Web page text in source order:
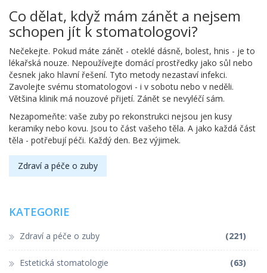
Co dělat, když mám zánět a nejsem
schopen jít k stomatologovi?
Nečekejte. Pokud máte zánět - oteklé dásně, bolest, hnis - je to
lékařská nouze. Nepoužívejte domácí prostředky jako sůl nebo
česnek jako hlavní řešení. Tyto metody nezastaví infekci.
Zavolejte svému stomatologovi - i v sobotu nebo v neděli.
Většina klinik má nouzové přijetí. Zánět se nevyléčí sám.
Nezapomeňte: vaše zuby po rekonstrukci nejsou jen kusy
keramiky nebo kovu. Jsou to část vašeho těla. A jako každá část
těla - potřebují péči. Každý den. Bez výjimek.
Zdraví a péče o zuby
KATEGORIE
Zdraví a péče o zuby (221)
Estetická stomatologie (63)